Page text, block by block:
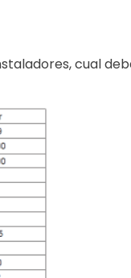
cual